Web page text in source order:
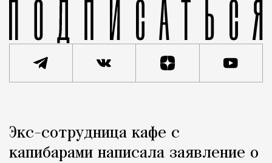
Город
Экс-сотрудница кафе с
капибарами написала заявление о